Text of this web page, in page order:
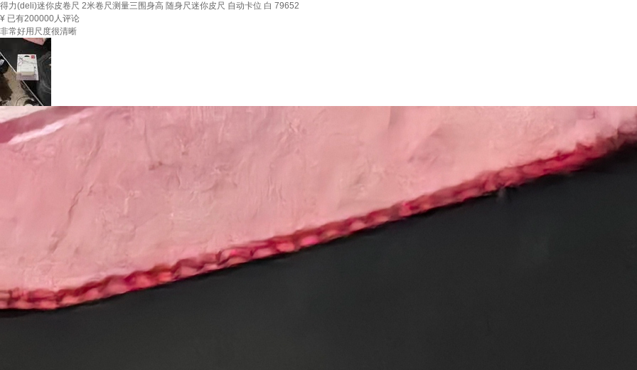
得力(deli)迷你皮卷尺 2米卷尺测量三围身高 随身尺迷你皮尺 自动卡位 白 79652
¥ 已有200000人评论
非常好用尺度很清晰